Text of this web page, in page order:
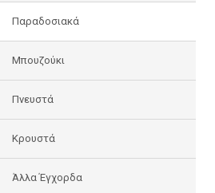
Παραδοσιακά
Μπουζούκι
Πνευστά
Κρουστά
Άλλα Έγχορδα